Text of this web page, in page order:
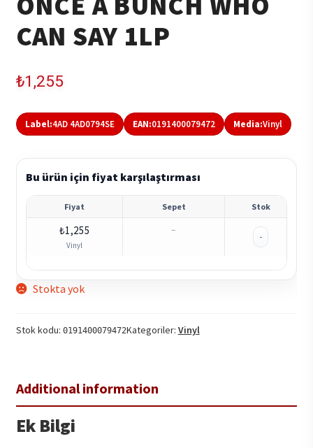
CAN SAY 1LP
₺1,255
Label:4AD 4AD0794SE EAN:0191400079472 Media:Vinyl
Bu ürün için fiyat karşılaştırması
Fiyat Sepet Stok
₺1,255
Vinyl
–
-
Stokta yok
Stok kodu: 0191400079472Kategoriler: Vinyl
Ek Bilgi